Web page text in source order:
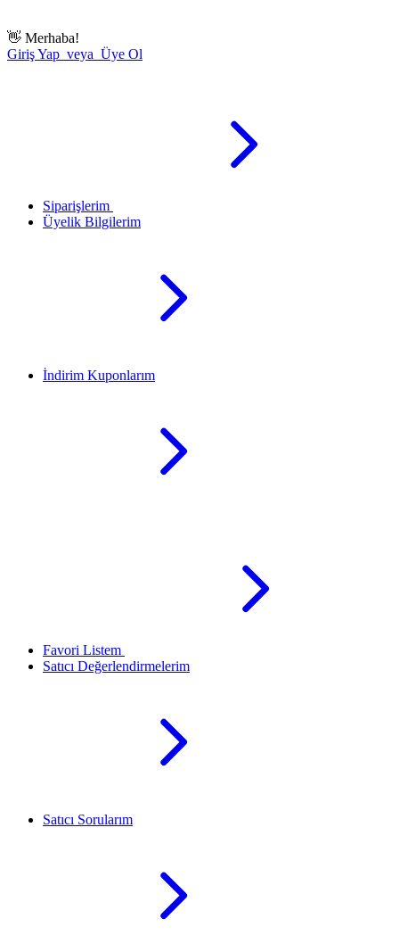
👋 Merhaba!
Giriş Yap veya Üye Ol
Siparişlerim
Üyelik Bilgilerim
İndirim Kuponlarım
Favori Listem
Satıcı Değerlendirmelerim
Satıcı Sorularım